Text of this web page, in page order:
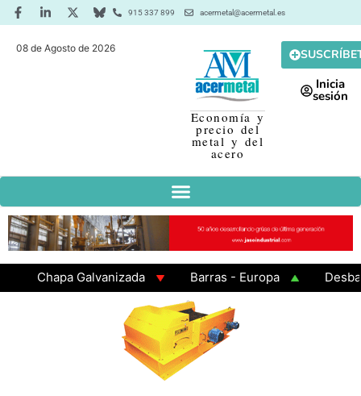
915 337 899 acermetal@acermetal.es
08 de Agosto de 2026
Economía y
precio del
metal y del
acero
Inicia
sesión
Chapa Galvanizada Barras - Europa
GAMA 3 - Cuadrados 200x200x8